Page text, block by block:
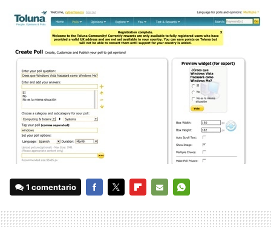
1 comentario
MAIL